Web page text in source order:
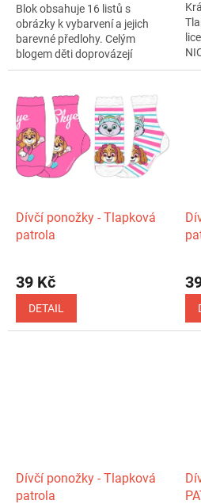
Blok obsahuje 16 listů s
obrázky k vybarvení a jejich
barevné předlohy. Celým
blogem děti doprovázejí
kamarádi z...
Dívčí ponožky - Tlapková
patrola
39 Kč
DETAIL
Dívčí ponožky - Tlapková
patrola